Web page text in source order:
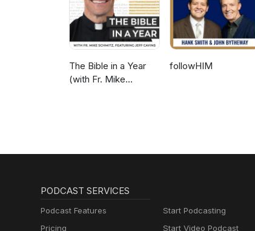
The Bible in a Year
(with Fr. Mike
followHIM
PODCAST SERVICES
Podcast Features
Pricing
Start Podcasting
Start Video Podcast